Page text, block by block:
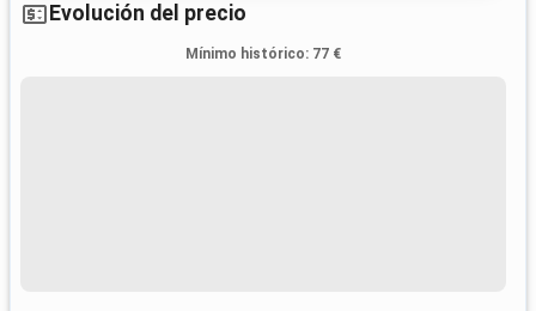
Evolución del precio
Mínimo histórico: 77 €